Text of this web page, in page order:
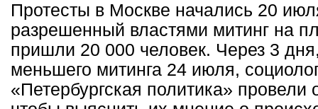
Протесты в Москве начались 20
разрешенный властями митинг на
пришли 20 000 человек. Через 3
меньшего митинга 24 июля,
«Петербургская политика» провели